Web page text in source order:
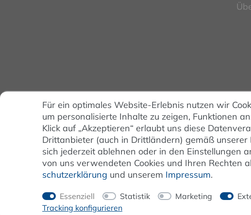
Für ein optimales Website-Erlebnis nutzen wir
um personalisierte Inhalte zu zeigen, Funktionen
Klick auf „Akzeptieren“ erlaubt uns diese
Drittanbieter (auch in Drittländern) gemäß unserer
sich jederzeit ablehnen oder in den Einstellungen
von uns verwendeten Cookies und Ihren Rechten
schutz­erklärung und unserem Impressum.
Essenziell Statistik Marketing
Tracking konfigurieren
*Alle Preise inkl. der gesetzl. MwSt. zzgl.